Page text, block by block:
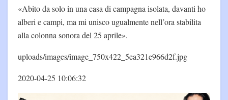
«Abito da solo in una casa di campagna isolata, davanti ho
alberi e campi, ma mi unisco ugualmente nell’ora stabilita
alla colonna sonora del 25 aprile».
uploads/images/image_750x422_5ea321e966d2f.jpg
2020-04-25 10:06:32